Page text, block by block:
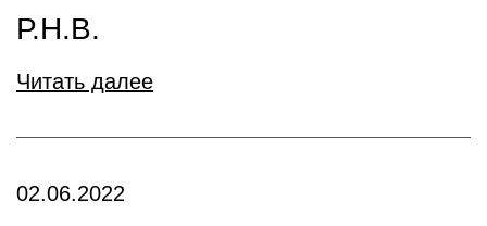
Р.Н.В.
Читать далее
02.06.2022